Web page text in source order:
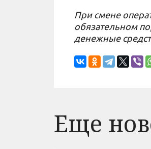
При смене
обязательном
денежные
Еще